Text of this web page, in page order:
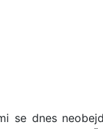
se dnes